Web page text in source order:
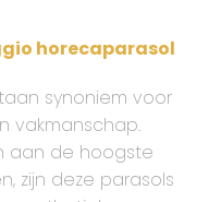
horecaparasol
synoniem voor
vakmanschap.
aan de hoogste
zijn deze parasols